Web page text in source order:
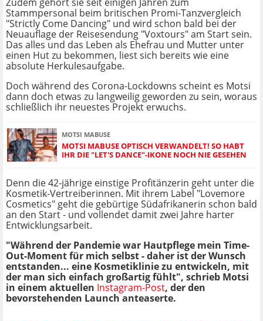
Stammpersonal beim britischen Promi-Tanzvergleich
"Strictly Come Dancing" und wird schon bald bei der
Neuauflage der Reisesendung "Voxtours" am Start sein.
Das alles und das Leben als Ehefrau und Mutter unter
einen Hut zu bekommen, liest sich bereits wie eine
absolute Herkulesaufgabe.
Doch während des Corona-Lockdowns scheint es Motsi
dann doch etwas zu langweilig geworden zu sein, woraus
schließlich ihr neuestes Projekt erwuchs.
MOTSI MABUSE
MOTSI MABUSE OPTISCH VERWANDELT! SO HABT
IHR DIE "LET'S DANCE"-IKONE NOCH NIE GESEHEN
Denn die 42-jährige einstige Profitänzerin geht unter die
Kosmetik-Vertreiberinnen. Mit ihrem Label "Lovemore
Cosmetics" geht die gebürtige Südafrikanerin schon bald
an den Start - und vollendet damit zwei Jahre harter
Entwicklungsarbeit.
"Während der Pandemie war Hautpflege mein Time-
Out-Moment für mich selbst - daher ist der Wunsch
entstanden... eine Kosmetiklinie zu entwickeln, mit
der man sich einfach großartig fühlt", schrieb Motsi
in einem aktuellen Instagram-Post, der den
bevorstehenden Launch anteaserte.